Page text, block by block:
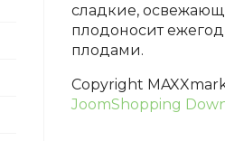
сладкие,
плодоносит
плодами.
Copyright
JoomShopping